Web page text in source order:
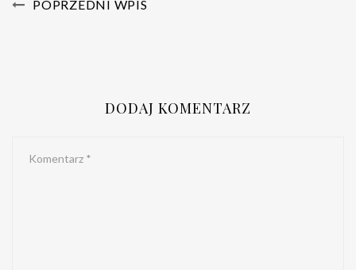
POPRZEDNI WPIS
DODAJ KOMENTARZ